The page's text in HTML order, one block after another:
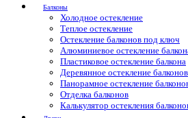
Балконы
Холодное остекление
Теплое остекление
Остекление балконов под ключ
Алюминиевое остекление
Пластиковое остекление балкона
Деревянное остекление балконов
Панорамное остекление
Отделка балконов
Калькулятор остекления